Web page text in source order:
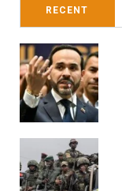
RECENT